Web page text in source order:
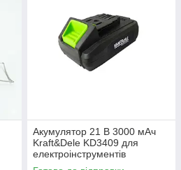
Акумулятор 21 В 3000 мАч
Kraft&Dele KD3409 для
електроінструментів